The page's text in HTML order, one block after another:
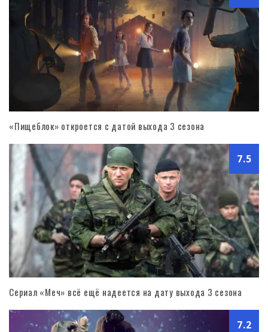
«Пищеблок» откроется с датой выхода 3 сезона
7.5
Сериал «Меч» всё ещё надеется на дату выхода 3 сезона
7.2